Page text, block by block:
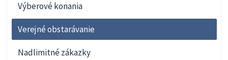
Výberové konania
Verejné obstarávanie
Nadlimitné zákazky